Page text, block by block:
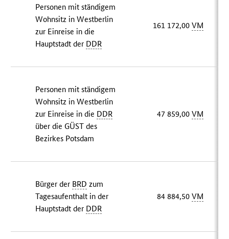
Personen mit ständigem
Wohnsitz in Westberlin
zur Einreise in die
Hauptstadt der DDR
161 172,00VM
Personen mit ständigem
Wohnsitz in Westberlin
zur Einreise in die DDR
über die GÜST des
Bezirkes Potsdam
47 859,00VM
Bürger der BRD zum
Tagesaufenthalt in der
Hauptstadt der DDR
84 884,50VM